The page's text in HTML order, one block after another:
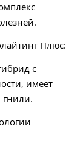
Плюс:
с
имеет
гнили.